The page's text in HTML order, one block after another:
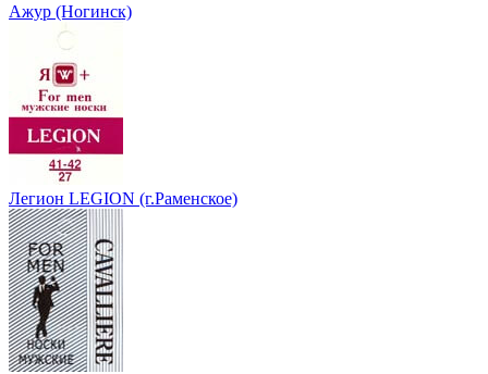
Ажур (Ногинск)
Легион LEGION (г.Раменское)